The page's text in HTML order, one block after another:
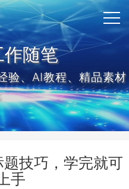
随笔
验、AI教程、精品素材
技巧，学完就可
手